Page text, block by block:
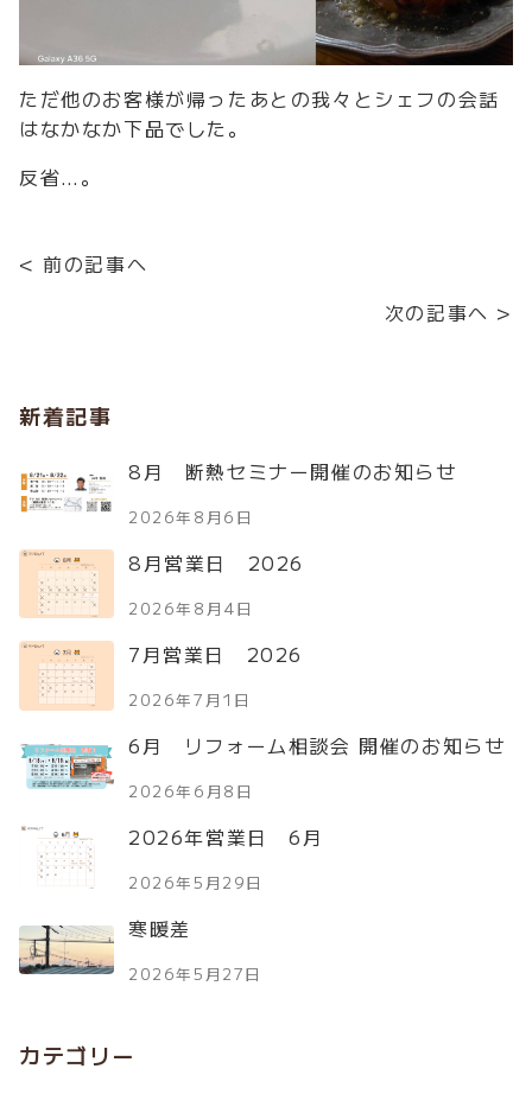
ただ他のお客様が帰ったあとの我々とシェフの会話
はなかなか下品でした。
反省…。
< 前の記事へ
次の記事へ >
新着記事
8月 断熱セミナー開催のお知らせ
2026年8月6日
8月営業日 2026
2026年8月4日
7月営業日 2026
2026年7月1日
6月 リフォーム相談会 開催のお知らせ
2026年6月8日
2026年営業日 6月
2026年5月29日
寒暖差
2026年5月27日
カテゴリー